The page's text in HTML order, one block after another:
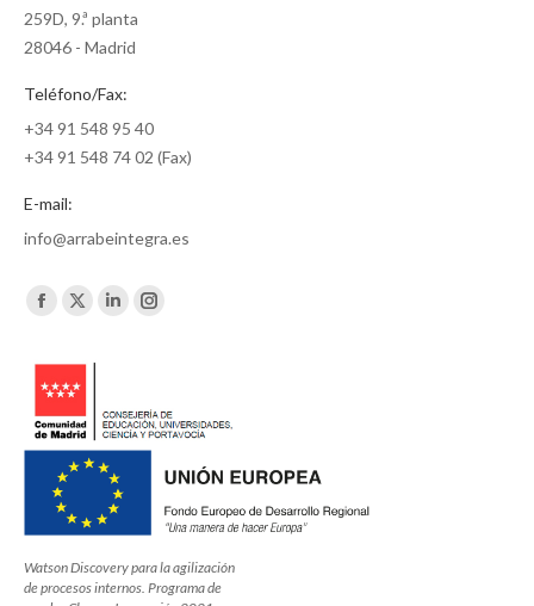
259D, 9.ª planta
28046 - Madrid
Teléfono/Fax:
+34 91 548 95 40
+34 91 548 74 02 (Fax)
E-mail:
info@arrabeintegra.es
Encuéntranos en:
Facebook
new
window
X
new
window
Linkedin
in
new
window
Instagram
in
new
window
Watson Discovery para la agilización
de procesos internos. Programa de